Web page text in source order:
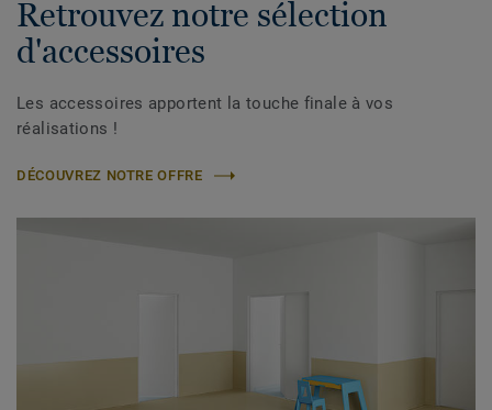
Retrouvez notre sélection
d'accessoires
Les accessoires apportent la touche finale à vos
réalisations !
DÉCOUVREZ NOTRE OFFRE